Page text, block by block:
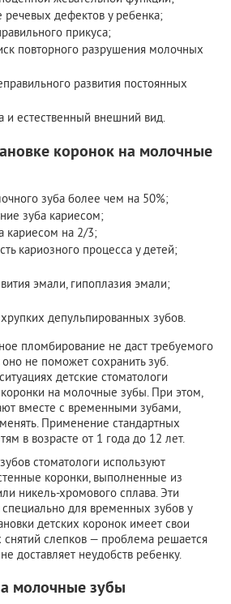
речевых дефектов у ребенка;
прикуса;
повторного разрушения молочных
развития постоянных
и естественный внешний вид.
коронок на молочные
зуба более чем на 50%;
зуба кариесом;
кариесом на 2/3;
кариозного процесса у детей;
эмали, гипоплазия эмали;
депульпированных зубов.
пломбирование не даст требуемого
оно не поможет сохранить зуб.
детские стоматологи
на молочные зубы. При этом,
вместе с временными зубами,
Применение стандартных
в возрасте от 1 года до 12 лет.
стоматологи используют
коронки, выполненные из
никель-хромового сплава. Эти
для временных зубов у
детских коронок имеет свои
снятий слепков — проблема решается
доставляет неудобств ребенку.
молочные зубы